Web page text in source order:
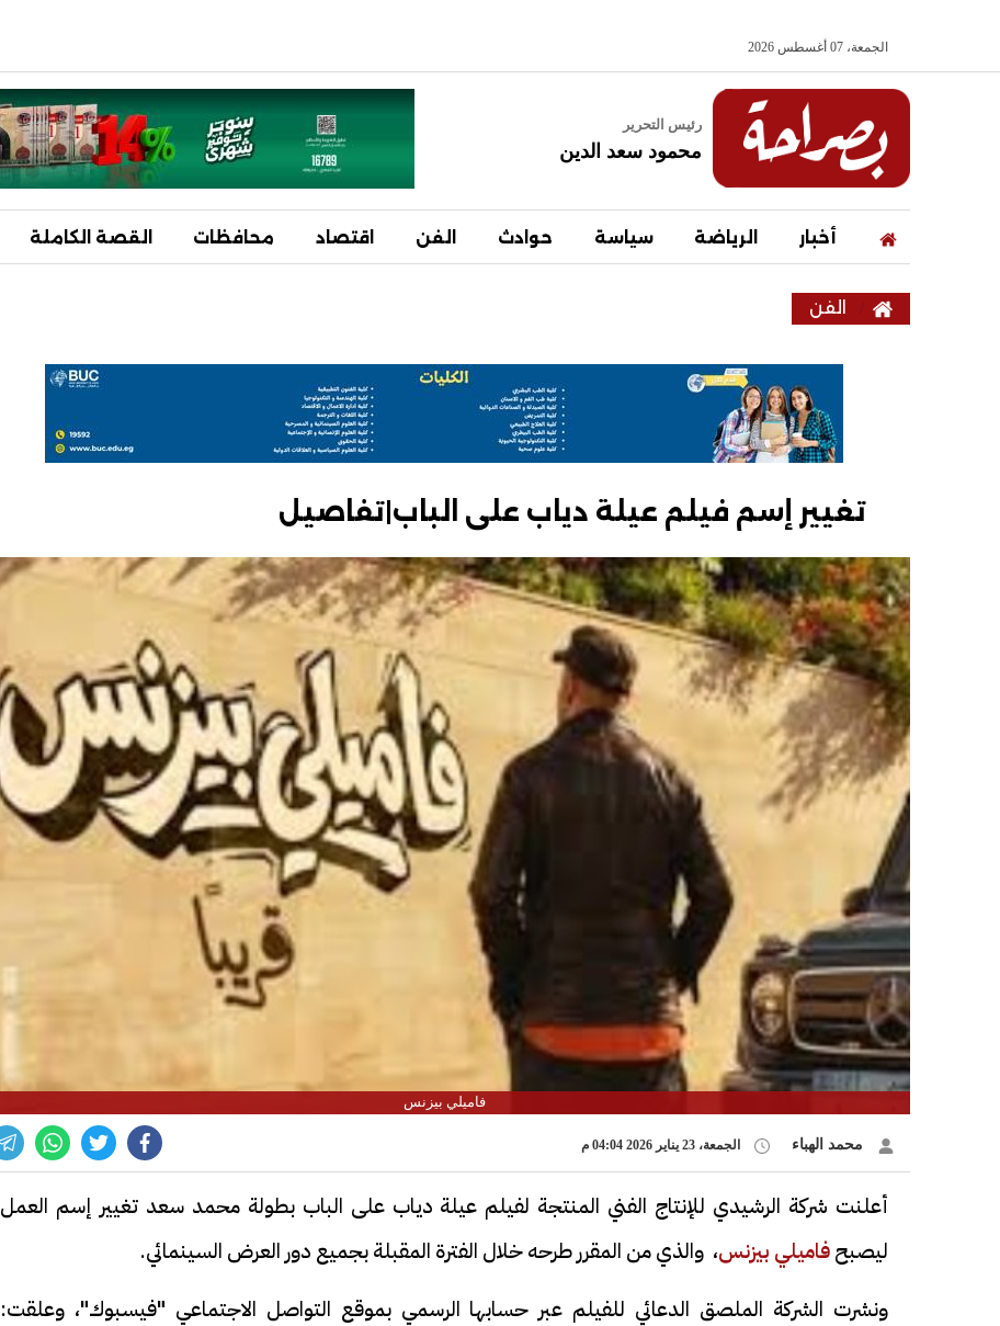
الجمعة، 07 أغسطس 2026
رئيس التحرير
محمود سعد الدين
أخبار الرياضة سياسة حوادث الفن اقتصاد محافظات القصة الكاملة
الفن
تغيير إسم فيلم عيلة دياب على الباب|تفاصيل
فاميلي بيزنس
محمد الهباء الجمعة، 23 يناير 2026 04:04 م
أعلنت شركة الرشيدي للإنتاج الفني المنتجة لفيلم عيلة دياب على الباب بطولة محمد سعد تغيير إسم العمل
ليصبحفاميلي بيزنس، والذي من المقرر طرحه خلال الفترة المقبلة بجميع دور العرض السينمائي.
ونشرت الشركة الملصق الدعائي للفيلم عبر حسابها الرسمي بموقع التواصل الاجتماعي "فيسبوك"، وعلقت: